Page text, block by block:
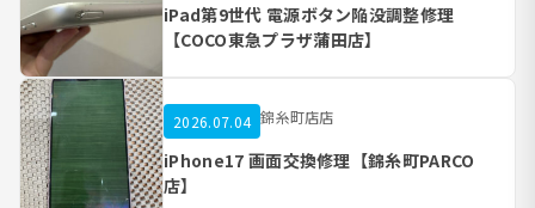
iPad第9世代 電源ボタン陥没調整修理
【COCO東急プラザ蒲田店】
2026.07.04 錦糸町店店
iPhone17 画面交換修理【錦糸町PARCO
店】